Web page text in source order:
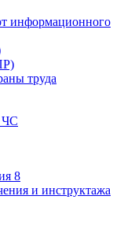
информационного
труда
ЧС
8
и инструктажа